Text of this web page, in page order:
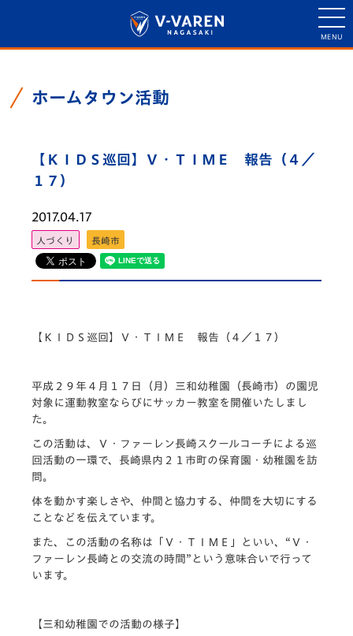
ホームタウン活動
【ＫＩＤＳ巡回】Ｖ・ＴＩＭＥ 報告（４／
１７）
2017.04.17
人づくり 長崎市
【ＫＩＤＳ巡回】Ｖ・ＴＩＭＥ 報告（４／１７）
平成２９年４月１７日（月）三和幼稚園（長崎市）の園児
対象に運動教室ならびにサッカー教室を開催いたしまし
た。
この活動は、Ｖ・ファーレン長崎スクールコーチによる巡
回活動の一環で、長崎県内２１市町の保育園・幼稚園を訪
問。
体を動かす楽しさや、仲間と協力する、仲間を大切にする
ことなどを伝えています。
また、この活動の名称は「Ｖ・ＴＩＭＥ」といい、“Ｖ・
ファーレン長崎との交流の時間”という意味合いで行って
います。
【三和幼稚園での活動の様子】